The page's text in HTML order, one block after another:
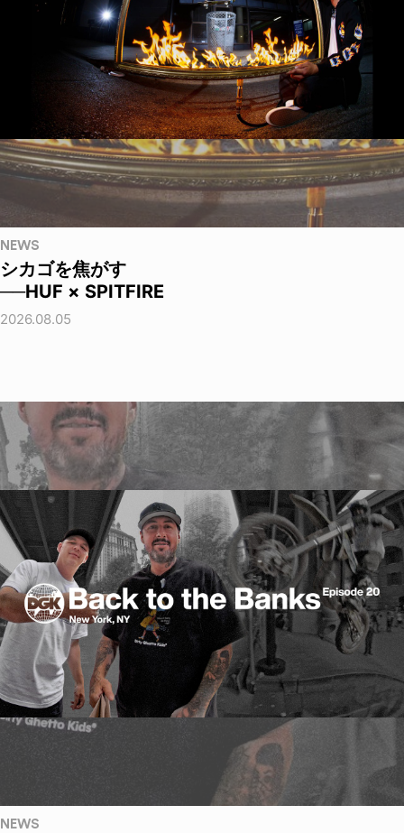
NEWS
シカゴを焦がす
──HUF × SPITFIRE
2026.08.05
NEWS